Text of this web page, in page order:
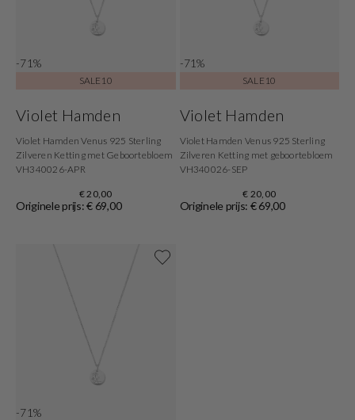
-71%
SALE10
Violet Hamden
Violet Hamden Venus 925 Sterling
Zilveren Ketting met Geboortebloem
VH340026-APR
€ 20,00
Originele prijs: € 69,00
-71%
SALE10
Violet Hamden
Violet Hamden Venus 925 Sterling
Zilveren Ketting met geboortebloem
VH340026-SEP
€ 20,00
Originele prijs: € 69,00
-71%